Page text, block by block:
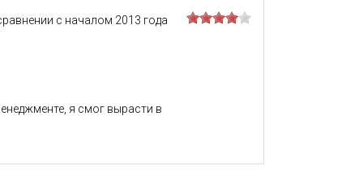
с началом 2013 года
я смог вырасти в